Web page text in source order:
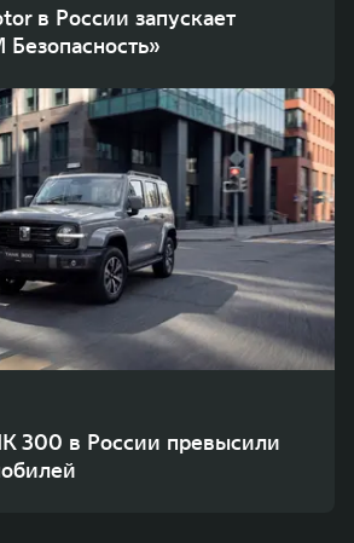
в России запускает
300 в России превысили